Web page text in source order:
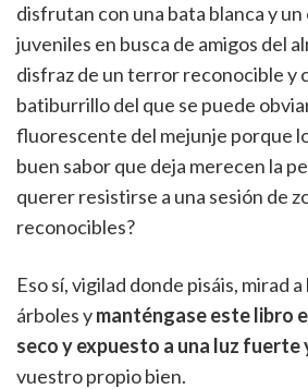
disfrutan con una bata blanca y
juveniles en busca de amigos del
disfraz de un terror reconocible y
batiburrillo del que se puede
fluorescente del mejunje porque
buen sabor que deja merecen la
querer resistirse a una sesión de
reconocibles?
Eso sí, vigilad donde pisáis, mirad a
árboles ymanténgase este libro
seco y expuesto a una luz fuerte
vuestro propio bien.